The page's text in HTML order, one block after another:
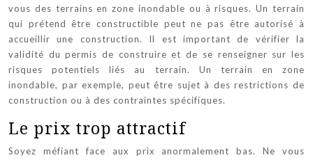
vous des terrains en zone inondable ou à risques. Un terrain
qui prétend être constructible peut ne pas être autorisé à
accueillir une construction. Il est important de vérifier la
validité du permis de construire et de se renseigner sur les
risques potentiels liés au terrain. Un terrain en zone
inondable, par exemple, peut être sujet à des restrictions de
construction ou à des contraintes spécifiques.
Le prix trop attractif
Soyez méfiant face aux prix anormalement bas. Ne vous